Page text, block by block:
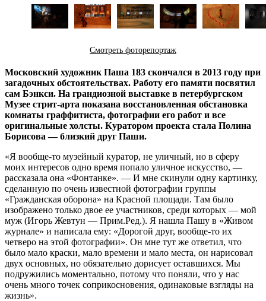
Смотреть фоторепортаж
Московский художник Паша 183 скончался в 2013 году при
загадочных обстоятельствах. Работу его памяти посвятил
сам Бэнкси. На грандиозной выставке в петербургском
Музее стрит-арта показана восстановленная обстановка
комнаты граффитиста, фотографии его работ и все
оригинальные холсты. Куратором проекта стала Полина
Борисова — близкий друг Паши.
«Я вообще-то музейный куратор, не уличный, но в сферу
моих интересов одно время попало уличное искусство, —
рассказала она «Фонтанке». — И мне скинули одну картинку,
сделанную по очень известной фотографии группы
«Гражданская оборона» на Красной площади. Там было
изображено только двое ее участников, среди которых — мой
муж (Игорь Жевтун — Прим.Ред.). Я нашла Пашу в «Живом
журнале» и написала ему: «Дорогой друг, вообще-то их
четверо на этой фотографии». Он мне тут же ответил, что
было мало краски, мало времени и мало места, он нарисовал
двух основных, но обязательно дорисует оставшихся. Мы
подружились моментально, потому что поняли, что у нас
очень много точек соприкосновения, одинаковые взгляды на
жизнь».